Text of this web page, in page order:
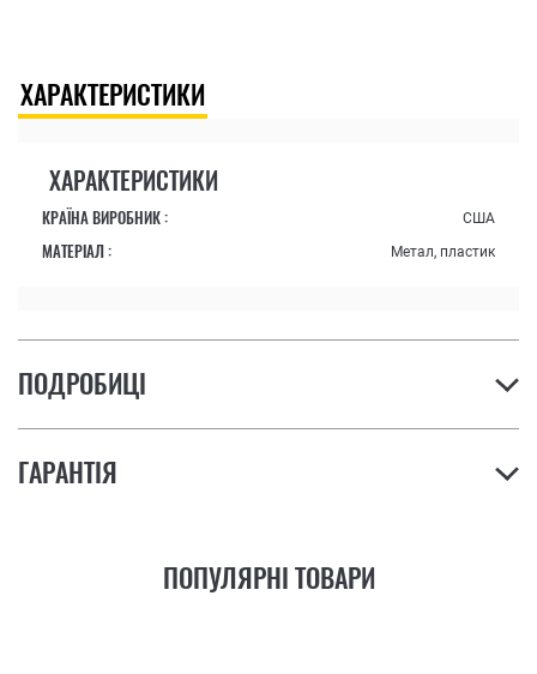
ХАРАКТЕРИСТИКИ
ХАРАКТЕРИСТИКИ
КРАЇНА ВИРОБНИК : США
МАТЕРІАЛ : Метал, пластик
ПОДРОБИЦІ
ГАРАНТІЯ
ПОПУЛЯРНІ ТОВАРИ